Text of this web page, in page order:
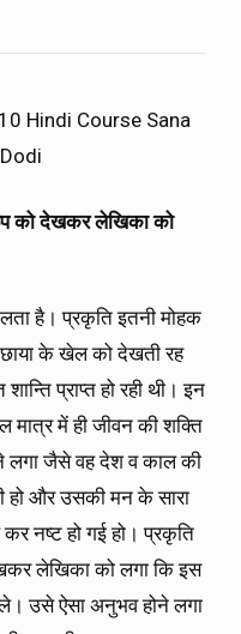
Hindi Course Sana
को देखकर लेखिका को
है। प्रकृति इतनी मोहक
के खेल को देखती रह
प्राप्त हो रही थी। इन
मात्र में ही जीवन की शक्ति
लगा जैसे वह देश व काल की
हो और उसकी मन के सारा
नष्ट हो गई हो। प्रकृति
लेखिका को लगा कि इस
उसे ऐसा अनुभव होने लगा